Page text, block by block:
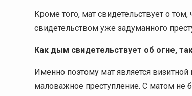
Кроме того, мат свидетельствует о
свидетельством уже задуманного
Как дым свидетельствует об огне,
Именно поэтому мат является
маловажное преступление. С матом не